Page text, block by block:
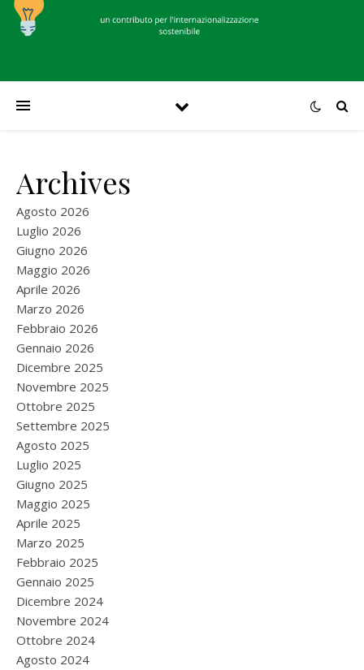
Archives
Agosto 2026
Luglio 2026
Giugno 2026
Maggio 2026
Aprile 2026
Marzo 2026
Febbraio 2026
Gennaio 2026
Dicembre 2025
Novembre 2025
Ottobre 2025
Settembre 2025
Agosto 2025
Luglio 2025
Giugno 2025
Maggio 2025
Aprile 2025
Marzo 2025
Febbraio 2025
Gennaio 2025
Dicembre 2024
Novembre 2024
Ottobre 2024
Agosto 2024